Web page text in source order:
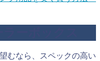
むなら、スペックの高い